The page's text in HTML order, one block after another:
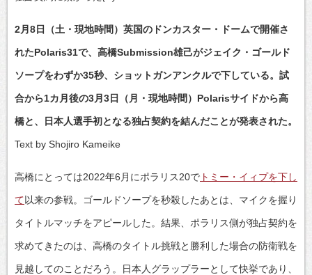
2月8日（土・現地時間）英国のドンカスター・ドームで開催さ
れたPolaris31で、高橋Submission雄己がジェイク・ゴールド
ソープをわずか35秒、ショットガンアンクルで下している。試
合から1カ月後の3月3日（月・現地時間）Polarisサイドから高
橋と、日本人選手初となる独占契約を結んだことが発表された。
Text by Shojiro Kameike
高橋にとっては2022年6月にポラリス20で トミー・イィプを下し
て以来の参戦。ゴールドソープを秒殺したあとは、マイクを握り
タイトルマッチをアピールした。結果、ポラリス側が独占契約を
求めてきたのは、高橋のタイトル挑戦と勝利した場合の防衛戦を
見越してのことだろう。日本人グラップラーとして快挙であり、